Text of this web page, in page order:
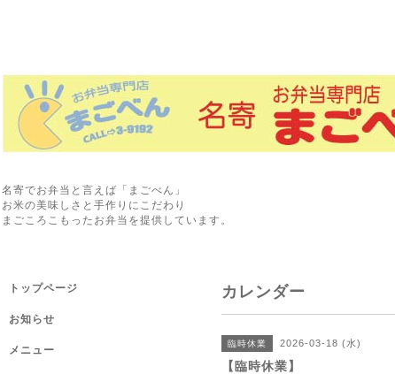
名寄でお弁当と言えば「まごべん」
お米の美味しさと手作りにこだわり
まごころこもったお弁当を提供しています。
カレンダー
臨時休業 2026-03-18 (水)
【臨時休業】
トップページ
お知らせ
メニュー